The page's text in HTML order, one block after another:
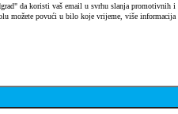
da koristi vaš email u svrhu slanja
možete povući u bilo koje vrijeme, više